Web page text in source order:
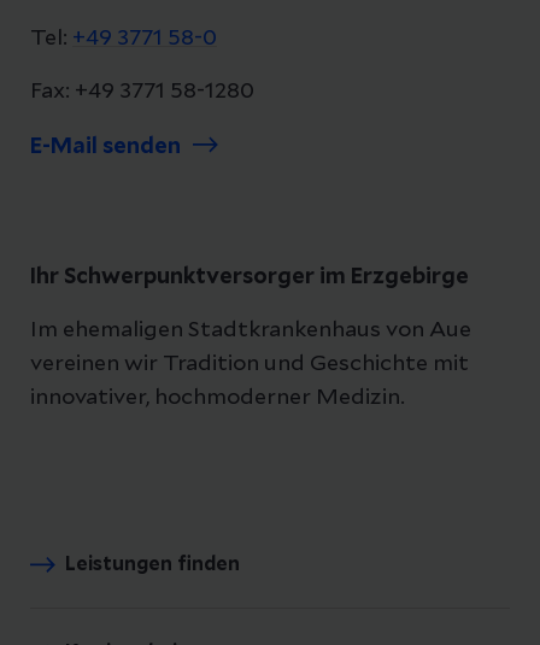
Tel: +49 3771 58-0
Fax: +49 3771 58-1280
E-Mail senden
Ihr Schwerpunktversorger im Erzgebirge
Im ehemaligen Stadtkrankenhaus von Aue
vereinen wir Tradition und Geschichte mit
innovativer, hochmoderner Medizin.
Leistungen finden